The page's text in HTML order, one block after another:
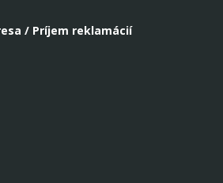
/ Príjem reklamácií